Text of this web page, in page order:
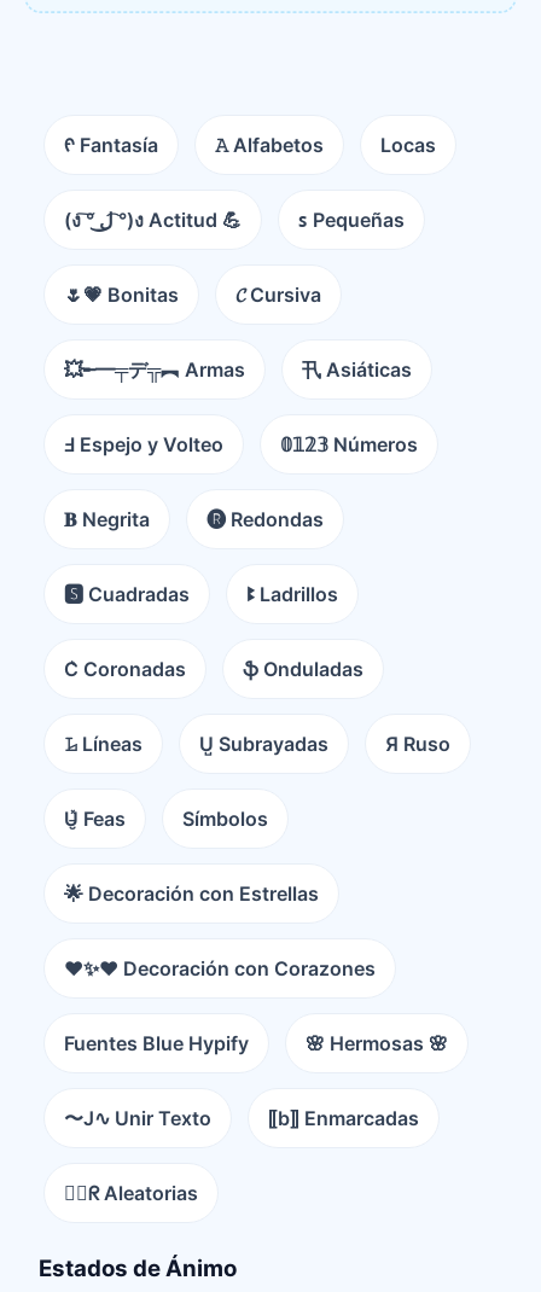
ᠻ Fantasía 𝙰 Alfabetos Locas
(ง ͠° ͟ل͜ ͡°)ง Actitud 💪 ꜱ Pequeñas
🌷💗 Bonitas 𝓒 Cursiva
💥╾━╤デ╦︻ Armas 卂 Asiáticas
Ⅎ Espejo y Volteo 𝟘𝟙𝟚𝟛 Números
𝐁 Negrita 🅡 Redondas
🆂 Cuadradas ꔪ Ladrillos
C͛ Coronadas ֆ Onduladas
𝙻̷ Líneas U̺ Subrayadas Я Ruso
U̵̮̽ Feas Símbolos
🌟 Decoración con Estrellas
❤️✨❤️ Decoración con Corazones
Fuentes Blue Hypify 🌸 Hermosas 🌸
〜J∿ Unir Texto ⟦b⟧ Enmarcadas
😵‍💫ᖇ Aleatorias
Estados de Ánimo